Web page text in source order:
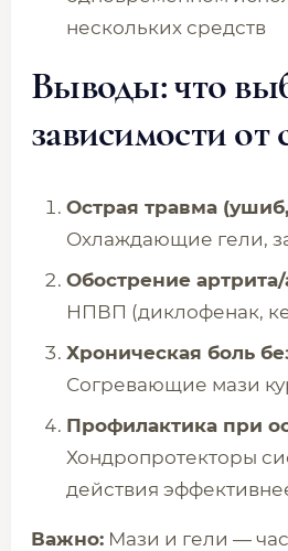
нескольких средств
Выводы: что
зависимости от
Острая травма
Охлаждающие гели,
Обострение артрита/
НПВП (диклофенак,
Хроническая боль
Согревающие мази
Профилактика при
Хондропротекторы
действия
Важно: Мази и гели —